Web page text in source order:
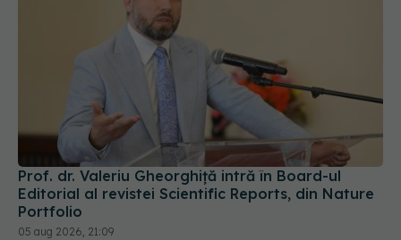
Prof. dr. Valeriu Gheorghiță intră în Board-ul
Editorial al revistei Scientific Reports, din Nature
Portfolio
05 aug 2026, 21:09